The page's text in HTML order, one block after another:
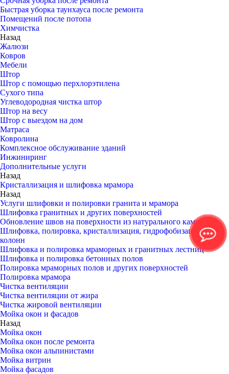
Быстрая уборка таунхауса после ремонта
Помещений после потопа
Химчистка
Назад
Жалюзи
Ковров
Мебели
Штор
Штор с помощью перхлорэтилена
Сухого типа
Углеводородная чистка штор
Штор на весу
Штор с выездом на дом
Матраса
Ковролина
Комплексное обслуживание зданий
Инжиниринг
Дополнительные услуги
Назад
Кристаллизация и шлифовка мрамора
Назад
Услуги шлифовки и полировки гранита и мрамора
Шлифовка гранитных и других поверхностей
Обновление швов на поверхности из натурального камня
Шлифовка, полировка, кристаллизация, гидрофобизация стен и
колонн
Шлифовка и полировка мраморных и гранитных лестниц
Шлифовка и полировка бетонных полов
Полировка мраморных полов и других поверхностей
Полировка мрамора
Чистка вентиляции
Чистка вентиляции от жира
Чистка жировой вентиляции
Мойка окон и фасадов
Назад
Мойка окон
Мойка окон после ремонта
Мойка окон альпинистами
Мойка витрин
Мойка фасадов